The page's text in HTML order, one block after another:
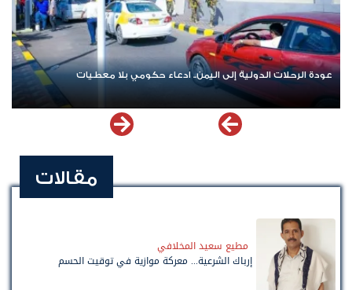
عودة الرحلات الدولية إلى اليمن.. ادعاء حكومي بلا معطيات
مقالات
مطيع سعيد المخلافي
إرباك الشرعية... معركة موازية في توقيت الحسم